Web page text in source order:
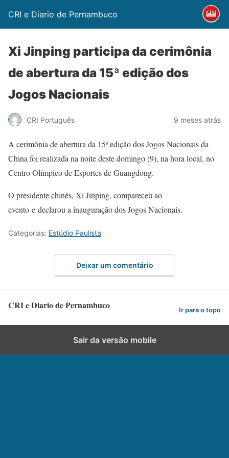
CRI e Diario de Pernambuco
Xi Jinping participa da cerimônia
de abertura da 15ª edição dos
Jogos Nacionais
CRI Português 9 meses atrás
A cerimônia de abertura da 15ª edição dos Jogos Nacionais da
China foi realizada na noite deste domingo (9), na hora local, no
Centro Olímpico de Esportes de Guangdong.
O presidente chinês, Xi Jinping, compareceu ao
evento e declarou a inauguração dos Jogos Nacionais.
Categorias: Estúdio Paulista
Deixar um comentário
CRI e Diario de Pernambuco Ir para o topo
Sair da versão mobile